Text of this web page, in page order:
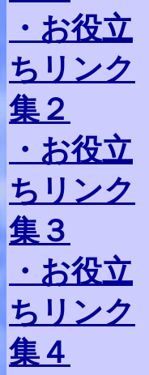
・お役立
ちリンク
集２
・お役立
ちリンク
集３
・お役立
ちリンク
集４